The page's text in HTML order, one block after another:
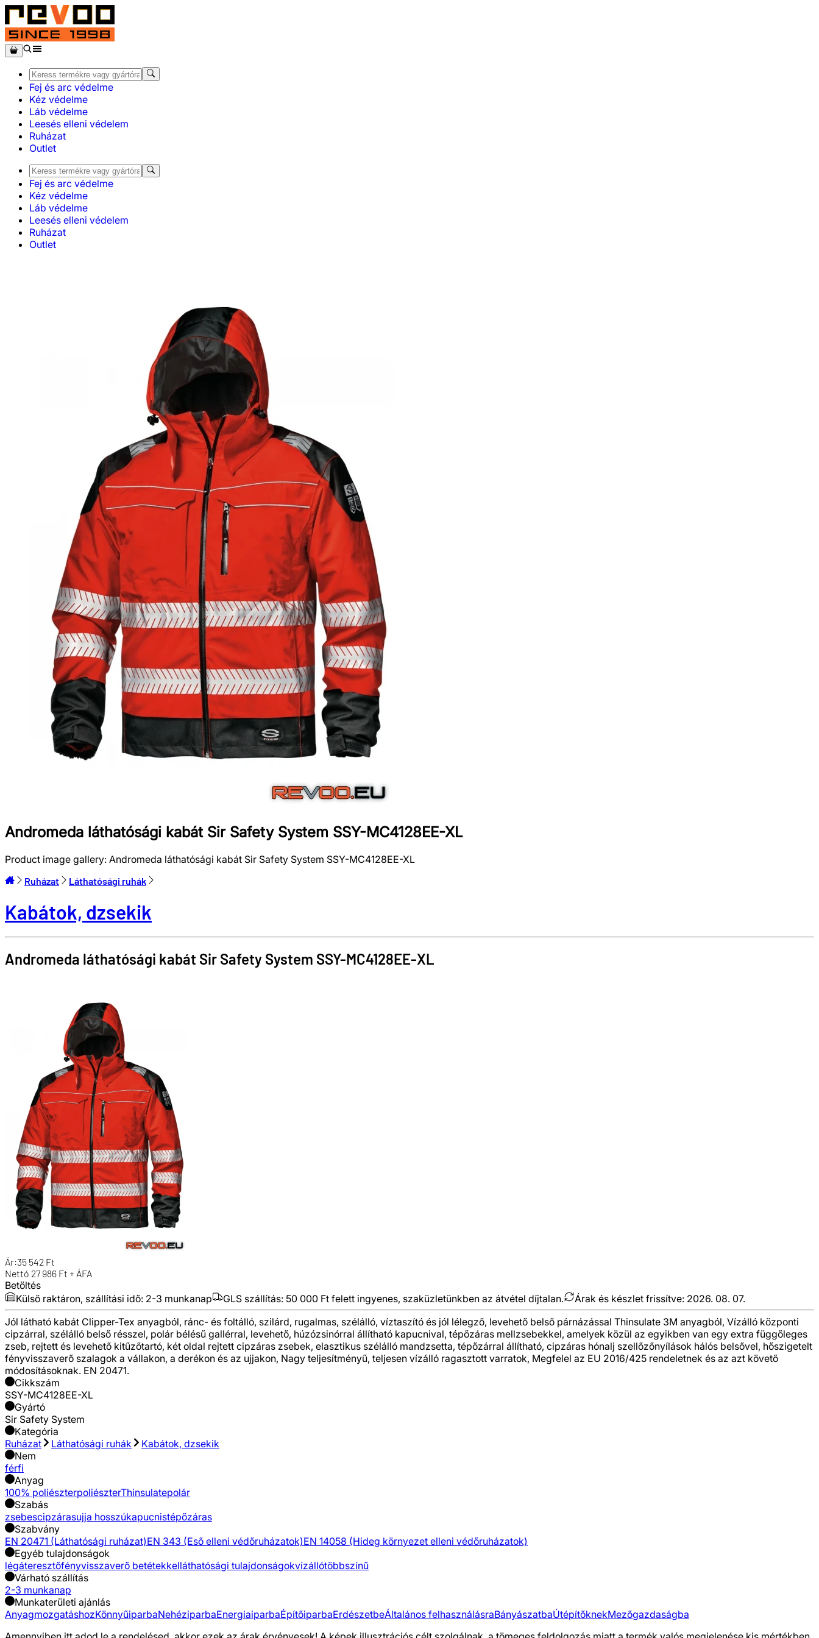
Fej és arc védelme
Kéz védelme
Láb védelme
Leesés elleni védelem
Ruházat
Outlet
Fej és arc védelme
Kéz védelme
Láb védelme
Leesés elleni védelem
Ruházat
Outlet
Andromeda láthatósági kabát Sir Safety System SSY-MC4128EE-XL
Product image gallery: Andromeda láthatósági kabát Sir Safety System SSY-MC4128EE-XL
Ruházat Láthatósági ruhák
Kabátok, dzsekik
Andromeda láthatósági kabát Sir Safety System SSY-MC4128EE-XL
Ár:35 542 Ft
Nettó 27 986 Ft + ÁFA
Betöltés
Külső raktáron, szállítási idő: 2-3 munkanap GLS szállítás: 50 000 Ft felett ingyenes, szaküzletünkben az átvétel díjtalan. Árak és készlet frissítve: 2026. 08. 07.
Jól látható kabát Clipper-Tex anyagból, ránc- és foltálló, szilárd, rugalmas, szélálló, víztaszító és jól lélegző, levehető belső párnázással Thinsulate 3M anyagból, Vízálló központi
cipzárral, szélálló belső résszel, polár bélésű gallérral, levehető, húzózsinórral állítható kapucnival, tépőzáras mellzsebekkel, amelyek közül az egyikben van egy extra függőleges
zseb, rejtett és levehető kitűzőtartó, két oldal rejtett cipzáras zsebek, elasztikus szélálló mandzsetta, tépőzárral állítható, cipzáras hónalj szellőzőnyílások hálós belsővel, hőszigetelt
fényvisszaverő szalagok a vállakon, a derékon és az ujjakon, Nagy teljesítményű, teljesen vízálló ragasztott varratok, Megfelel az EU 2016/425 rendeletnek és az azt követő
módosításoknak. EN 20471.
Cikkszám
SSY-MC4128EE-XL
Gyártó
Sir Safety System
Kategória
Ruházat
Láthatósági ruhák
Kabátok, dzsekik
Nem
férfi
Anyag
100% poliészterpoliészterThinsulatepolár
Szabás
zsebescipzárasujja hosszúkapucnistépőzáras
Szabvány
EN 20471 (Láthatósági ruházat)EN 343 (Eső elleni védőruházatok)EN 14058 (Hideg környezet elleni védőruházatok)
Egyéb tulajdonságok
légáteresztőfényvisszaverő betétekkelláthatósági tulajdonságokvízállótöbbszínű
Várható szállítás
2-3 munkanap
Munkaterületi ajánlás
AnyagmozgatáshozKönnyűiparbaNehéziparbaEnergiaiparbaÉpítőiparbaErdészetbeÁltalános felhasználásraBányászatbaÚtépítőknekMezőgazdaságba